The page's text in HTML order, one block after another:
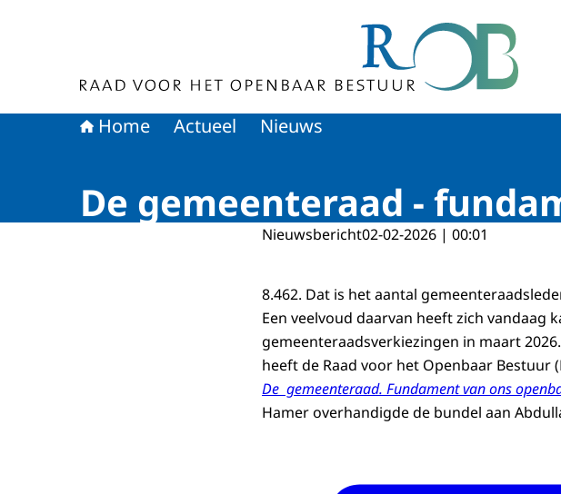
Home Actueel Nieuws
De gemeenteraad -
Nieuwsbericht02-02-2026 | 00:01
8.462. Dat is het aantal
Een veelvoud daarvan heeft zich vandaag
gemeenteraadsverkiezingen in maart
heeft de Raad voor het Openbaar Bestuur
De gemeenteraad. Fundament van ons
Hamer overhandigde de bundel aan